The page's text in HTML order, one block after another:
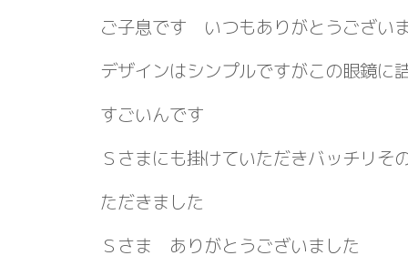
ご子息です いつもありがとうござい
デザインはシンプルですがこの眼鏡に
すごいんです
Ｓさまにも掛けていただきバッチリそ
ただきました
Ｓさま ありがとうございました